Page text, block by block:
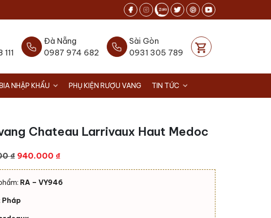
Đà Nẵng
0987 974 682
Sài Gòn
0931 305 789
NHẬP KHẨU PHỤ KIỆN RƯỢU VANG TIN TỨC
Chateau Larrivaux Haut Medoc
₫ Giá
gốc
là:
940.000 ₫Giá
hiện
tại
RA – VY946
Pháp